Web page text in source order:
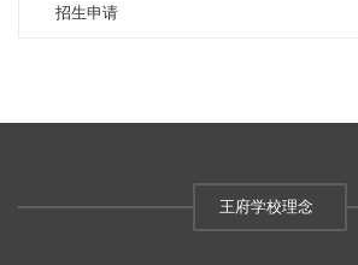
招生申请
王府学校理念